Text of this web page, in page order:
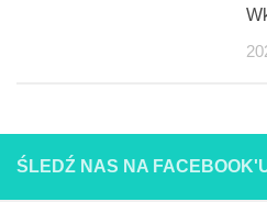
ŚLEDŹ NAS NA